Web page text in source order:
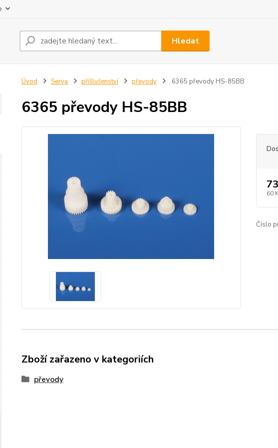
Hledat
Úvod Serva příšlušenství převody 6365 převody HS-85BB
6365 převody HS-85BB
60
Číslo
Zboží zařazeno v kategoriích
převody